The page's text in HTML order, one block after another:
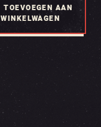
TOEVOEGEN AAN
WINKELWAGEN